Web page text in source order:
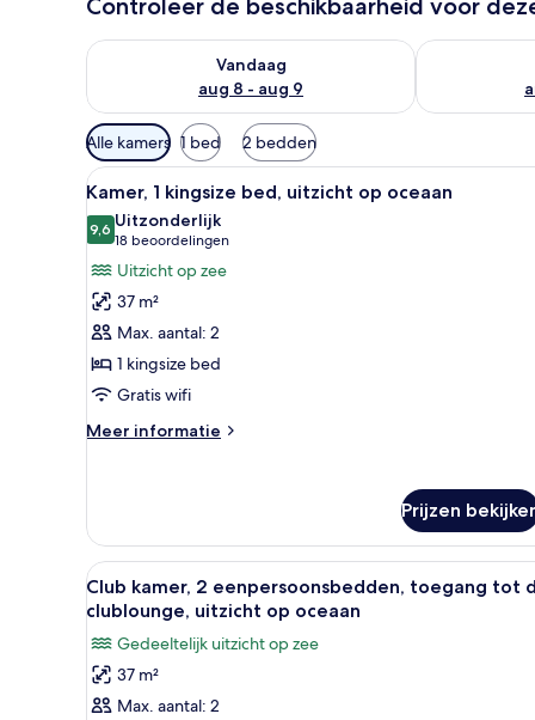
Vandaag
aug 8 - aug 9
De beschikbaarheid controleren voor vanavond aug
De
Beschikbare
filters
voor
kamers
Alle kamers 1 bed 2 bedden
Alle
foto's
voor
Kamer,
1
kingsize
bed,
uitzicht
op
oceaan
Een hotelkamer met een
10
Kamer, 1 kingsize bed, uitzicht op oceaan
9,69,6 van 10
Uitzonderlijk
18 beoordelingen
(18
beoordelingen)
Uitzicht op zee
37 m²
Max. aantal: 2
1 kingsize bed
Gratis wifi
Meer informatie
Meer
kingsize
bed,
uitzicht
op
oceaan
Prijzen
Alle
foto's
Club
kamer,
2
Een hotelkamer met twee
11
Club kamer, 2 eenpersoonsbedden, toegang tot
clublounge, uitzicht op oceaan
Gedeeltelijk uitzicht op zee
37 m²
Max. aantal: 2